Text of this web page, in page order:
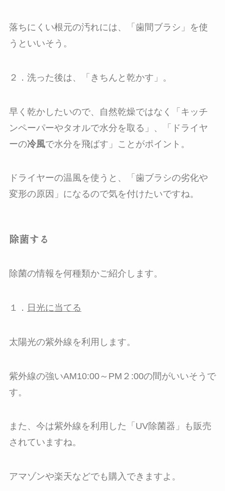
落ちにくい根元の汚れには、「歯間ブラシ」を使
うといいそう。
２．洗った後は、「きちんと乾かす」。
早く乾かしたいので、自然乾燥ではなく「キッチ
ンペーパーやタオルで水分を取る」、「ドライヤ
ーの冷風で水分を飛ばす」ことがポイント。
ドライヤーの温風を使うと、「歯ブラシの劣化や
変形の原因」になるので気を付けたいですね。
除菌する
除菌の情報を何種類かご紹介します。
１． 日光に当てる
太陽光の紫外線を利用します。
紫外線の強いAM10:00～PM２:00の間がいいそうで
す。
また、今は紫外線を利用した「UV除菌器」も販売
されていますね。
アマゾンや楽天などでも購入できますよ。